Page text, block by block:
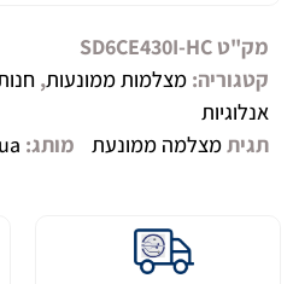
מק"ט SD6CE430I-HC
קטגוריה: מצלמות ממונעות,
אנלוגיות
תגיתמצלמה ממונעת מותג: